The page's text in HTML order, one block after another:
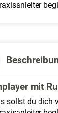
mit
sollst du dich